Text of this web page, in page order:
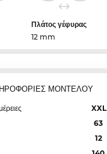
Πλάτος γέφυρας
12 mm
ΜΟΝΤΕΛΟΥ
XXL
63
12